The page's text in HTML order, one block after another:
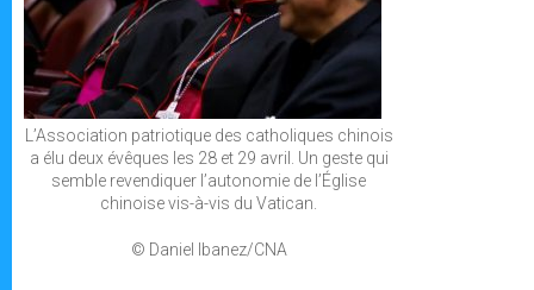
L’Association patriotique des catholiques chinois
a élu deux évêques les 28 et 29 avril. Un geste qui
semble revendiquer l’autonomie de l’Église
chinoise vis-à-vis du Vatican.
© Daniel Ibanez/CNA